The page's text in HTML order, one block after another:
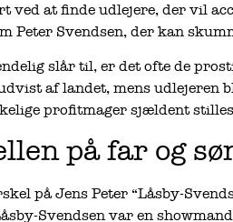
ved at finde udlejere, der vil
Peter Svendsen, der kan
slår til, er det ofte de
af landet, mens udlejeren
profitmager sjældent
på far og
på Jens Peter “Låsby-
Svendsen var en